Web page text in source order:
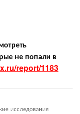
не попали в
report/1183
исследования